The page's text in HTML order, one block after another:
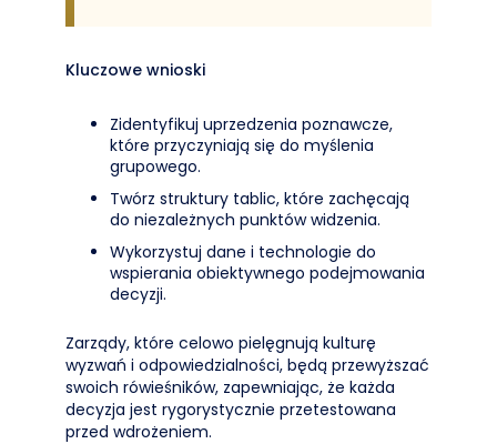
Kluczowe wnioski
Zidentyfikuj uprzedzenia poznawcze,
które przyczyniają się do myślenia
grupowego.
Twórz struktury tablic, które zachęcają
do niezależnych punktów widzenia.
Wykorzystuj dane i technologie do
wspierania obiektywnego podejmowania
decyzji.
Zarządy, które celowo pielęgnują kulturę
wyzwań i odpowiedzialności, będą przewyższać
swoich rówieśników, zapewniając, że każda
decyzja jest rygorystycznie przetestowana
przed wdrożeniem.